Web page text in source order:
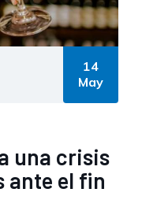
14
May
una crisis
ante el fin